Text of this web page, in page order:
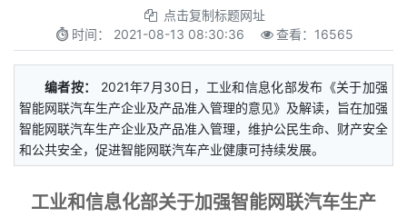
点击复制标题网址
时间： 2021-08-13 08:30:36 查看： 16565
编者按：
2021年7月30日，工业和信息化部发布《关于加强
智能网联汽车生产企业及产品准入管理的意见》及解读，旨在加强
智能网联汽车生产企业及产品准入管理，维护公民生命、财产安全
和公共安全，促进智能网联汽车产业健康可持续发展。
工业和信息化部关于加强智能网联汽车生产